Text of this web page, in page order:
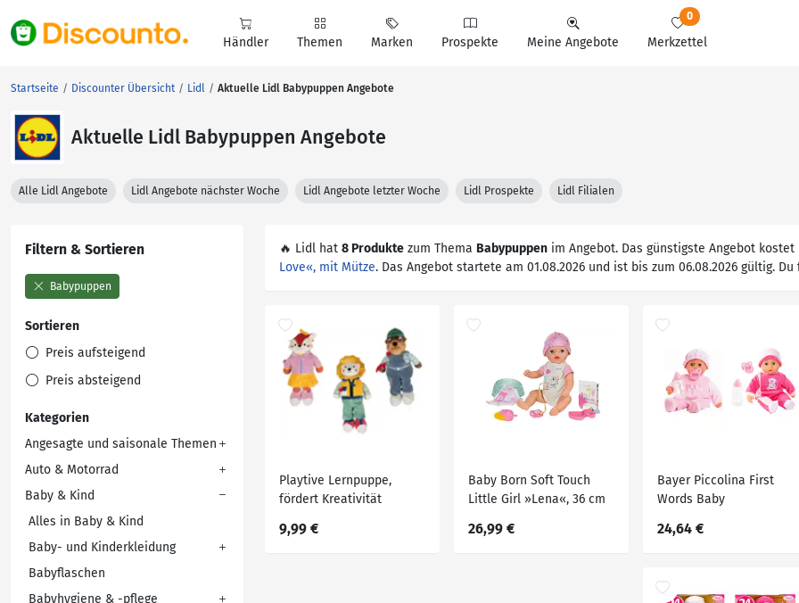
Händler Themen Marken Prospekte Meine Angebote Merkzettel
0
Startseite Discounter Übersicht Lidl Aktuelle Lidl Babypuppen Angebote
Aktuelle Lidl Babypuppen Angebote
Alle Lidl Angebote Lidl Angebote nächster Woche Lidl Angebote letzter Woche Lidl Prospekte Lidl Filialen
Filtern & Sortieren
Babypuppen
Sortieren
Preis aufsteigend
Preis absteigend
Kategorien
Angesagte und saisonale Themen
Auto & Motorrad
Baby & Kind
Alles in Baby & Kind
Baby- und Kinderkleidung
Babyflaschen
Babyhygiene & -pflege
🔥 Lidl hat 8 Produkte zum Thema Babypuppen im Angebot. Das günstigste Angebot kostet
Love«, mit Mütze. Das Angebot startete am 01.08.2026 und ist bis zum 06.08.2026 gültig.
Playtive Lernpuppe,
fördert Kreativität
9,99 €
Baby Born Soft Touch
Little Girl »Lena«, 36 cm
26,99 €
Bayer Piccolina First
Words Baby
24,64 €